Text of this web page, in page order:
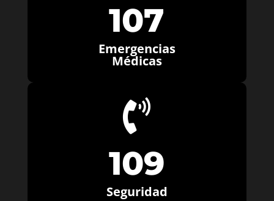
107
Emergencias
Médicas

109
Seguridad